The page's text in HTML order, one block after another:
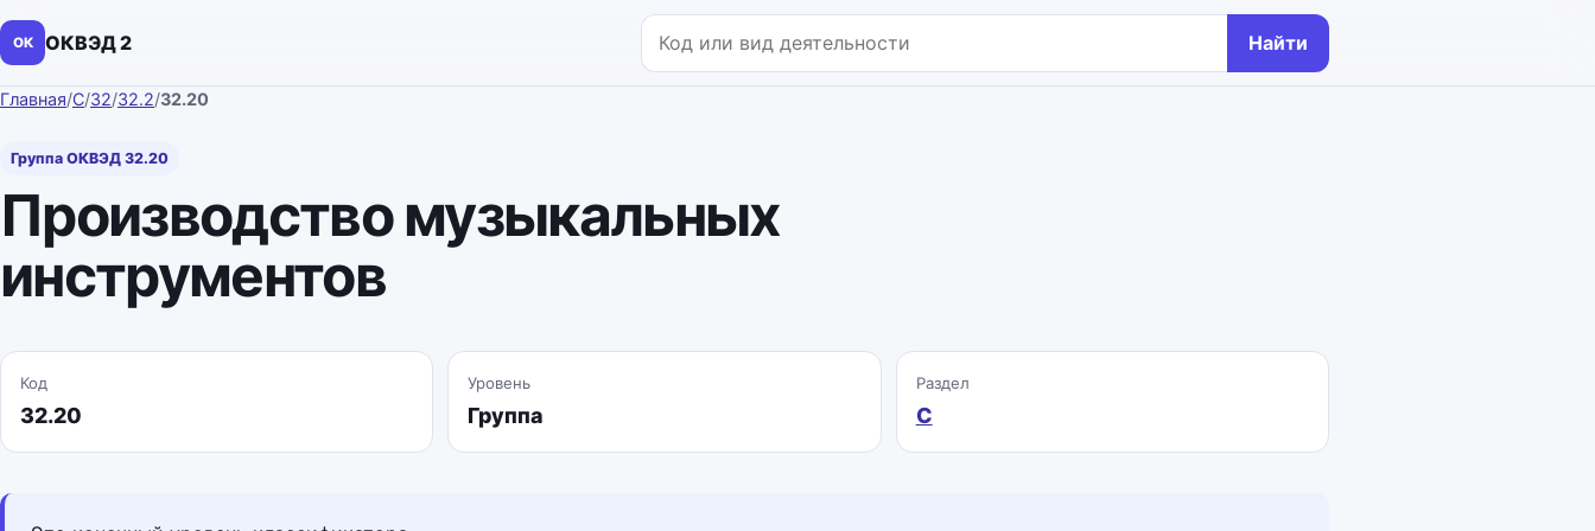
ОК ОКВЭД 2
Поиск по коду или названию
Найти
Главная/C/32/32.2/32.20
Группа ОКВЭД 32.20
Производство музыкальных
инструментов
Код
32.20
Уровень
Группа
Раздел
C